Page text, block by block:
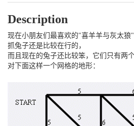
Description
现在小朋友们最喜欢的"喜羊羊与灰太狼
抓兔子还是比较在行的，
而且现在的兔子还比较笨，它们只有两
对下面这样一个网格的地形：